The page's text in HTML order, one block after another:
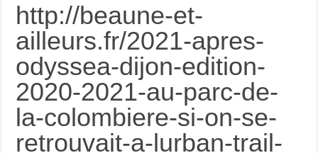
http://beaune-et-
ailleurs.fr/2021-apres-
odyssea-dijon-edition-
2020-2021-au-parc-de-
la-colombiere-si-on-se-
retrouvait-a-lurban-trail-